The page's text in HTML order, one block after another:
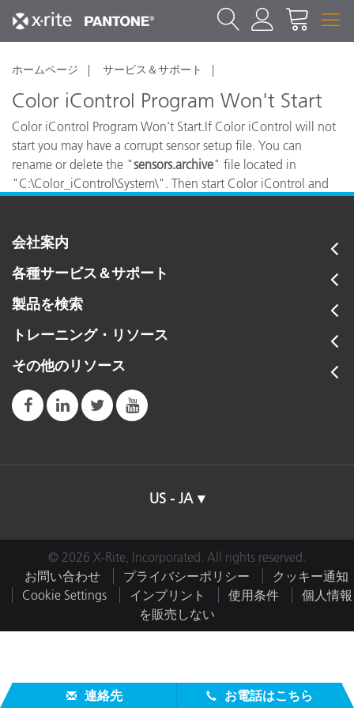
ホームページ サービス＆サポート
Color iControl Program Won't Start
Color iControl Program Won't Start.If Color iControl will not
start you may have a corrupt sensor setup file. You can
rename or delete the "sensors.archive" file located in
"C:\Color_iControl\System\". Then start Color iControl and
会社案内
各種サービス＆サポート
製品を検索
トレーニング・リソース
その他のリソース
US - JA
© 2026 X-Rite, Incorporated. All rights reserved.
お問い合わせ
プライバシーポリシー
クッキー通知
Cookie Settings
インプリント 使用条件
個人情報
を販売しない
連絡先 お電話はこちら